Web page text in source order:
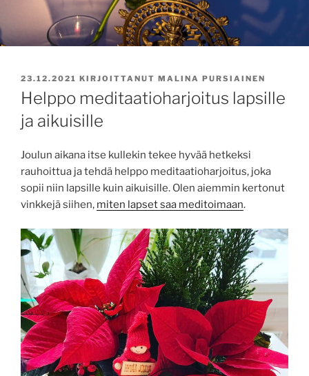
JULKAISTU
23.12.2021 KIRJOITTANUT MALINA PURSIAINEN
Helppo meditaatioharjoitus lapsille
ja aikuisille
Joulun aikana itse kullekin tekee hyvää hetkeksi
rauhoittua ja tehdä helppo meditaatioharjoitus, joka
sopii niin lapsille kuin aikuisille. Olen aiemmin kertonut
vinkkejä siihen, miten lapset saa meditoimaan.